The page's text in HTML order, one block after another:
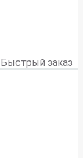
Быстрый заказ